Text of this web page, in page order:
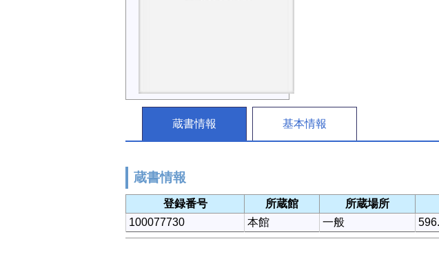
蔵書情報 基本情報
蔵書情報
登録番号 所蔵館 所蔵場所
100077730
本館 一般